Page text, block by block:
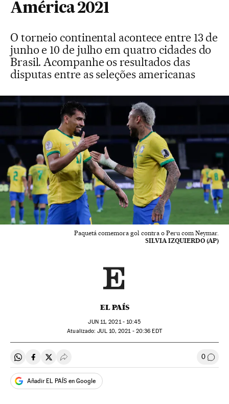
América 2021
O torneio continental acontece entre 13 de
junho e 10 de julho em quatro cidades do
Brasil. Acompanhe os resultados das
disputas entre as seleções americanas
Paquetá comemora gol contra o Peru com Neymar.
SILVIA IZQUIERDO (AP)
EL PAÍS
JUN11, 2021 - 10:45
atualizado: JUL10, 2021 - 20:36 EDT
Compartir en Whatsapp
Compartir en Facebook
Compartir en Twitter
Desplegar Redes Sociales 0
Añadir EL PAÍS en Google